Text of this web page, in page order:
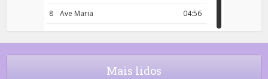
8
04:56
Ave Maria
9
18:00
Rosário da Criança
10
04:43
Decreto 50.03 – Diante da Vossa
Mais lidos